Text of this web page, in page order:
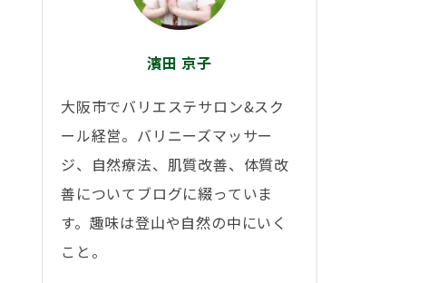
濱田 京子
大阪市でバリエステサロン&スク
ール経営。バリニーズマッサー
ジ、自然療法、肌質改善、体質改
善についてブログに綴っていま
す。趣味は登山や自然の中にいく
こと。